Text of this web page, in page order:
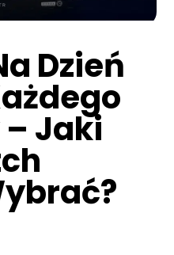
Dzień
Jaki